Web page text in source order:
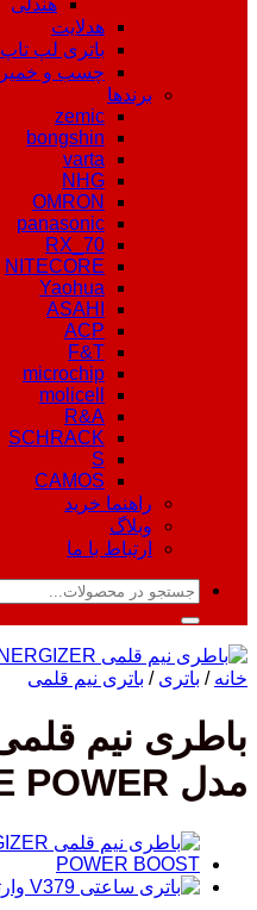
هندلی
هدلایت
باتری لپ تاپ
چسب و خمیر
برندها
zemic
bongshin
varta
NHG
OMRON
panasonic
RX_70
NITECORE
Yaohua
ASAHI
ACP
F&T
microchip
molicell
R&A
SCHRACK
S
CAMOS
راهنما خرید
وبلاگ
ارتباط با ما
جستجو
خانه / باتری / باتری نیم قلمی
مدل ALKALINE POWER